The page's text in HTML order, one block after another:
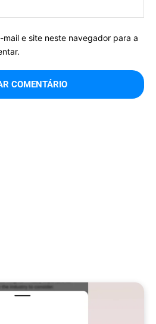
mail e site neste navegador para a